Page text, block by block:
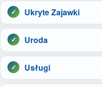
Ukryte Zajawki
Uroda
Usługi